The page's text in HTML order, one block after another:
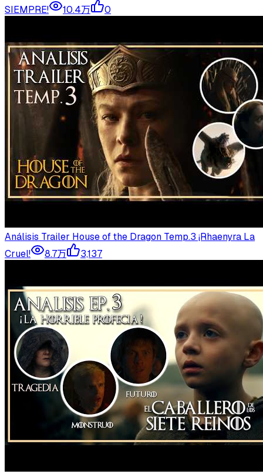
SIEMPRE!
10.4万 0
Análisis Trailer House of the Dragon Temp.3 ¡Rhaenyra La
Cruel!
8.7万 3,137